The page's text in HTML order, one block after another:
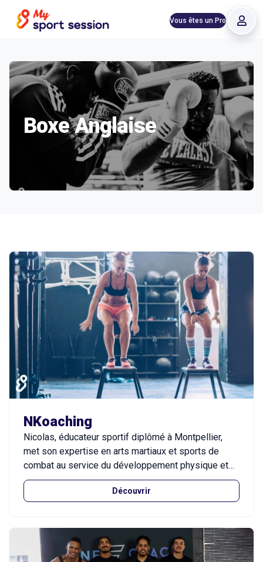
Vous êtes un Pro
Boxe Anglaise
Structures proposant Boxe Anglaise
NKoaching
Nicolas, éducateur sportif diplômé à Montpellier,
met son expertise en arts martiaux et sports de
combat au service du développement physique et
mental de ses clients, en créant une méthode de
combat rapproché simple et efficace, adaptée aux
randonnée sportive, le cardio boxing, la self-
défense et bien d’autres, dans un cadre motivant,
Découvrir